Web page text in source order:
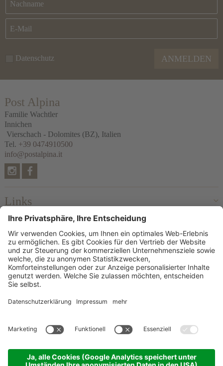
Datenschutz ANMELDEN
Post Alpina
Familie Wachtler
Innichen
Vierschach - Dolomites (BZ), Italien
Tel. +39 0474910500
info@postalpina.it
Links
Bewertungen
Partner
© 2026 Postalpina GmbH
MwSt-Nr. IT02457650212
CIN: IT021077B4WLZQNT7B
Impressum
Datenschutzerklärung
Cookie-Einstellungen